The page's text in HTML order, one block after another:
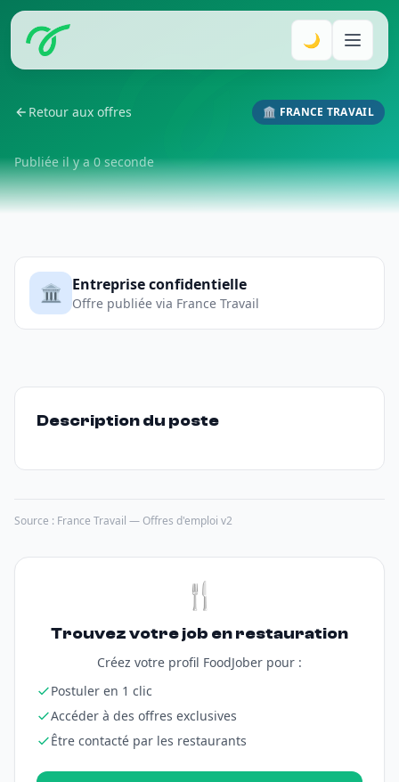
🌙
Retour aux offres 🏛️ FRANCE TRAVAIL
Publiée il y a 0 seconde
🏛️ Entreprise confidentielle
Offre publiée via France Travail
Description du poste
Source : France Travail — Offres d'emploi v2
🍴
Trouvez votre job en restauration
Créez votre profil FoodJober pour :
Postuler en 1 clic
Accéder à des offres exclusives
Être contacté par les restaurants